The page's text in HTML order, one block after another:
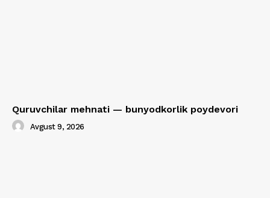
Quruvchilar mehnati — bunyodkorlik poydevori
Avgust 9, 2026